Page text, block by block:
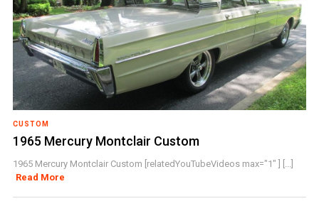
CUSTOM
1965 Mercury Montclair Custom
1965 Mercury Montclair Custom [relatedYouTubeVideos max="1" ] [...]
Read More